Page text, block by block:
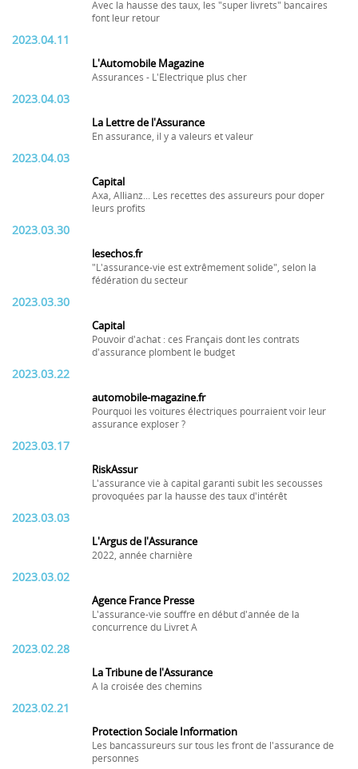
Avec la hausse des taux, les "super livrets" bancaires
font leur retour
2023.04.11
L'Automobile Magazine
Assurances - L'Electrique plus cher
2023.04.03
La Lettre de l'Assurance
En assurance, il y a valeurs et valeur
2023.04.03
Capital
Axa, Allianz... Les recettes des assureurs pour doper
leurs profits
2023.03.30
lesechos.fr
"L'assurance-vie est extrêmement solide", selon la
fédération du secteur
2023.03.30
Capital
Pouvoir d'achat : ces Français dont les contrats
d'assurance plombent le budget
2023.03.22
automobile-magazine.fr
Pourquoi les voitures électriques pourraient voir leur
assurance exploser ?
2023.03.17
RiskAssur
L'assurance vie à capital garanti subit les secousses
provoquées par la hausse des taux d'intérêt
2023.03.03
L'Argus de l'Assurance
2022, année charnière
2023.03.02
Agence France Presse
L'assurance-vie souffre en début d'année de la
concurrence du Livret A
2023.02.28
La Tribune de l'Assurance
A la croisée des chemins
2023.02.21
Protection Sociale Information
Les bancassureurs sur tous les front de l'assurance de
personnes